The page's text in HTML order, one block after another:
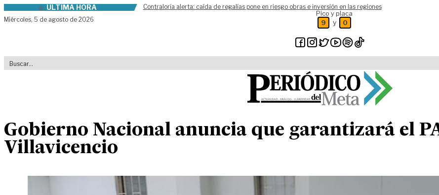
Skip to contentÚLTIMA HORA
Contraloría alerta: caída de regalías pone en riesgo obras e inversión en las regiones
Miércoles, 5 de agosto de 2026
Pico y placa
9 y 0
Gobierno Nacional anuncia que garantizará el
Villavicencio